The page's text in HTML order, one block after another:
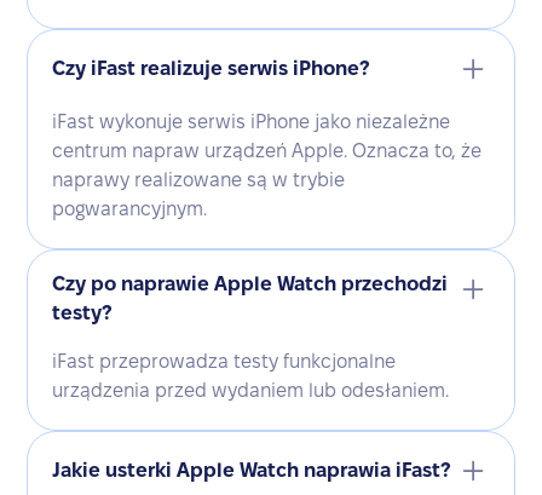
Czy iFast realizuje serwis iPhone?
iFast wykonuje serwis iPhone jako niezależne
centrum napraw urządzeń Apple. Oznacza to, że
naprawy realizowane są w trybie
pogwarancyjnym.
Czy po naprawie Apple Watch przechodzi
testy?
iFast przeprowadza testy funkcjonalne
urządzenia przed wydaniem lub odesłaniem.
Jakie usterki Apple Watch naprawia iFast?